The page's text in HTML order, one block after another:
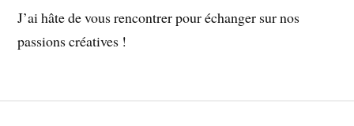
J’ai hâte de vous rencontrer pour échanger sur nos
passions créatives !